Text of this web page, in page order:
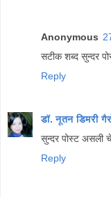
Anonymous
सटीक शब्द सुन्दर
Reply
डॉ. नूतन डिमरी
सुन्दर पोस्ट असली
Reply